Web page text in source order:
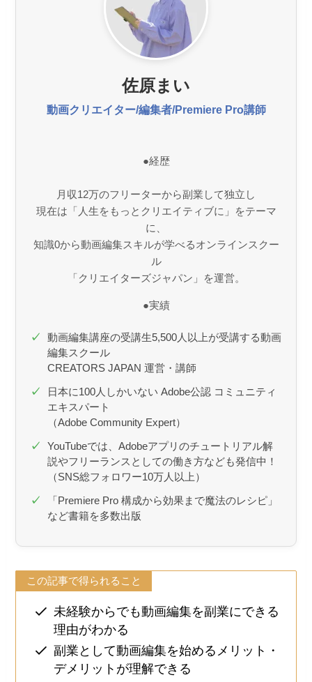
佐原まい
動画クリエイター/編集者/Premiere Pro講師
●経歴
月収12万のフリーターから副業して独立し
現在は「人生をもっとクリエイティブに」をテーマ
に、
知識0から動画編集スキルが学べるオンラインスクー
ル
「クリエイターズジャパン」を運営。
●実績
動画編集講座の受講生5,500人以上が受講する動画
編集スクール
CREATORS JAPAN 運営・講師
日本に100人しかいない Adobe公認 コミュニティ
エキスパート
（Adobe Community Expert）
YouTubeでは、Adobeアプリのチュートリアル解
説やフリーランスとしての働き方なども発信中！​
（SNS総フォロワー10万人以上）
「Premiere Pro 構成から効果まで魔法のレシピ」
など書籍を多数出版
この記事で得られること
未経験からでも動画編集を副業にできる
理由がわかる
副業として動画編集を始めるメリット・
デメリットが理解できる